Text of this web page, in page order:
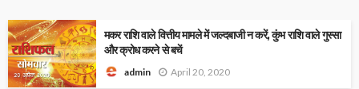
मकर राशि वाले वित्तीय मामले में जल्दबाजी न करें, कुंभ राशि वाले गुस्सा
और क्रोध करने से बचें
admin April 20, 2020